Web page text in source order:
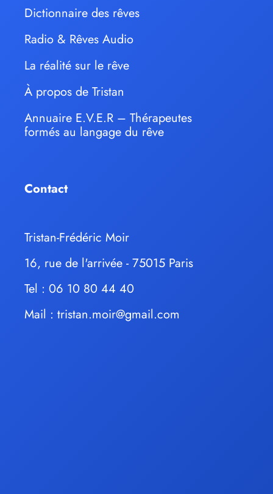
Dictionnaire des rêves
Radio & Rêves Audio
La réalité sur le rêve
À propos de Tristan
Annuaire E.V.E.R – Thérapeutes
formés au langage du rêve
Contact
Tristan-Frédéric Moir
16, rue de l'arrivée - 75015 Paris
Tel : 06 10 80 44 40
Mail : tristan.moir@gmail.com